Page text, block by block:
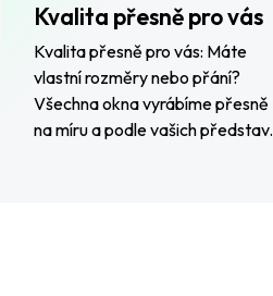
Kvalita přesně pro vás
Kvalita přesně pro vás: Máte
vlastní rozměry nebo přání?
Všechna okna vyrábíme přesně
na míru a podle vašich představ.